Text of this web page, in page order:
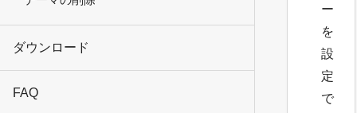
ダウンロード
FAQ
ー
を
設
定
で